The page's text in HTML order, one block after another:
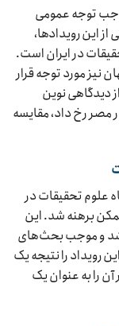
توجه عمومی
این رویدادها،
در ایران است.
نیز مورد توجه قرار
دیدگاهی نوین
مصر رخ داد، مقایسه
علوم تحقیقات در
برهنه شد. این
و موجب بحث‌های
رویداد را نتیجه یک
را به عنوان یک